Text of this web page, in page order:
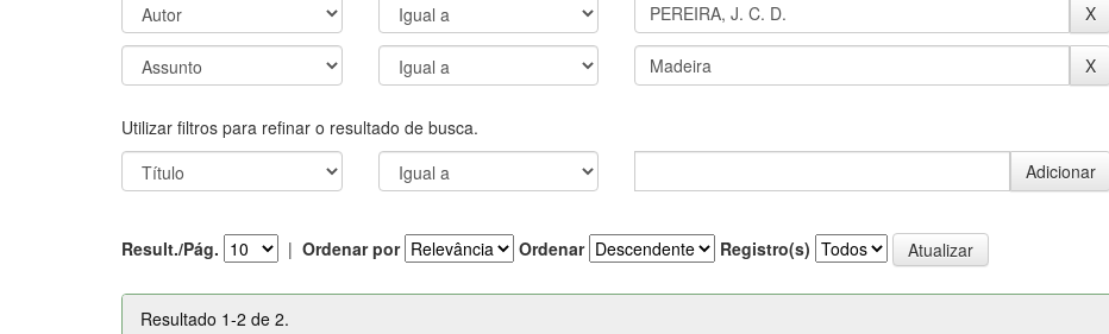
Utilizar filtros para refinar o resultado de busca.
Result./Pág. | Ordenar por Ordenar Registro(s)
Resultado 1-2 de 2.